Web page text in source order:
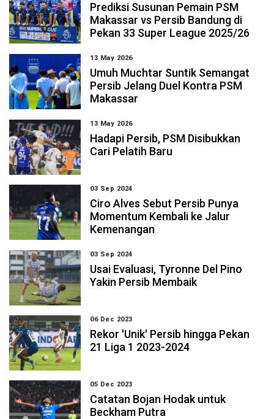
Prediksi Susunan Pemain PSM
Makassar vs Persib Bandung di
Pekan 33 Super League 2025/26
13 May 2026
Umuh Muchtar Suntik Semangat
Persib Jelang Duel Kontra PSM
Makassar
13 May 2026
Hadapi Persib, PSM Disibukkan
Cari Pelatih Baru
03 Sep 2024
Ciro Alves Sebut Persib Punya
Momentum Kembali ke Jalur
Kemenangan
03 Sep 2024
Usai Evaluasi, Tyronne Del Pino
Yakin Persib Membaik
06 Dec 2023
Rekor 'Unik' Persib hingga Pekan
21 Liga 1 2023-2024
05 Dec 2023
Catatan Bojan Hodak untuk
Beckham Putra